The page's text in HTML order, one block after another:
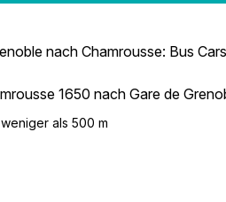
nach Chamrousse: Bus
1650 nach Gare de
als 500 m